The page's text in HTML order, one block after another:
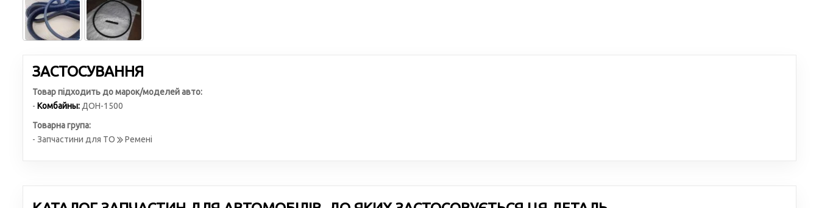
ЗАСТОСУВАННЯ
Товар підходить до марок/моделей авто:
- Комбайны: ДОН-1500
Товарна група:
- Запчастини для ТО
Ремені